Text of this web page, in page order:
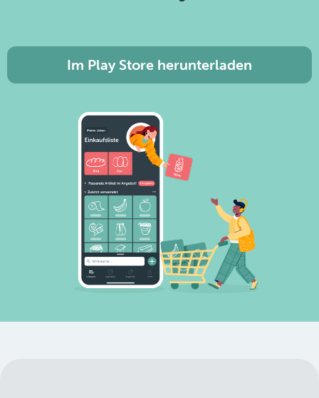
Im Play Store herunterladen